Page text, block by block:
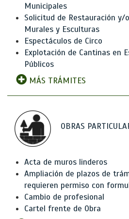
Municipales
Solicitud de Restauración y/
Murales y Esculturas
Espectáculos de Circo
Explotación de Cantinas en
Públicos
MÁS TRÁMITES
OBRAS
Acta de muros linderos
Ampliación de plazos de
requieren permiso con
Cambio de profesional
Cartel frente de Obra